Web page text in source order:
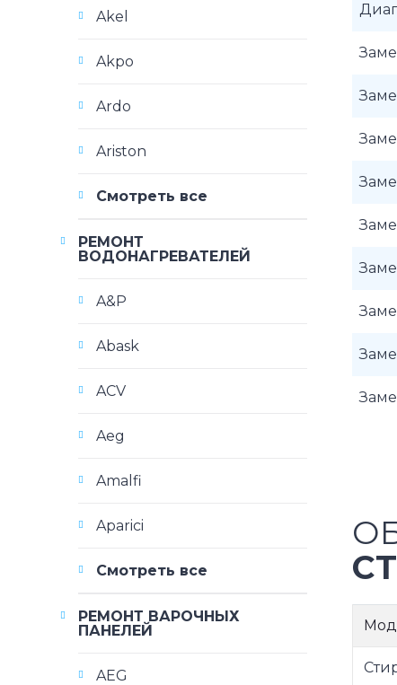
Akel
Akpo
Ardo
Ariston
Смотреть все
РЕМОНТ
ВОДОНАГРЕВАТЕЛЕЙ
A&P
Abask
ACV
Aeg
Amalfi
Aparici
Смотреть все
РЕМОНТ ВАРОЧНЫХ
ПАНЕЛЕЙ
AEG